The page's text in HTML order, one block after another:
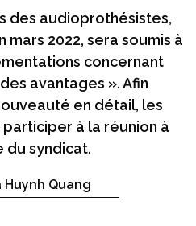
des audioprothésistes,
mars 2022, sera soumis à
concernant
avantages ». Afin
en détail, les
à la réunion à
du syndicat.
Huynh Quang